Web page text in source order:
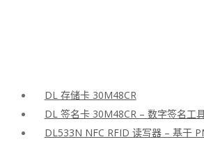
DL 存储卡 30M48CR
DL 签名卡 30M48CR – 数字签名工
DL533N NFC RFID 读写器 – 基于